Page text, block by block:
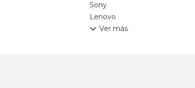
Sony
Lenovo
Ver más